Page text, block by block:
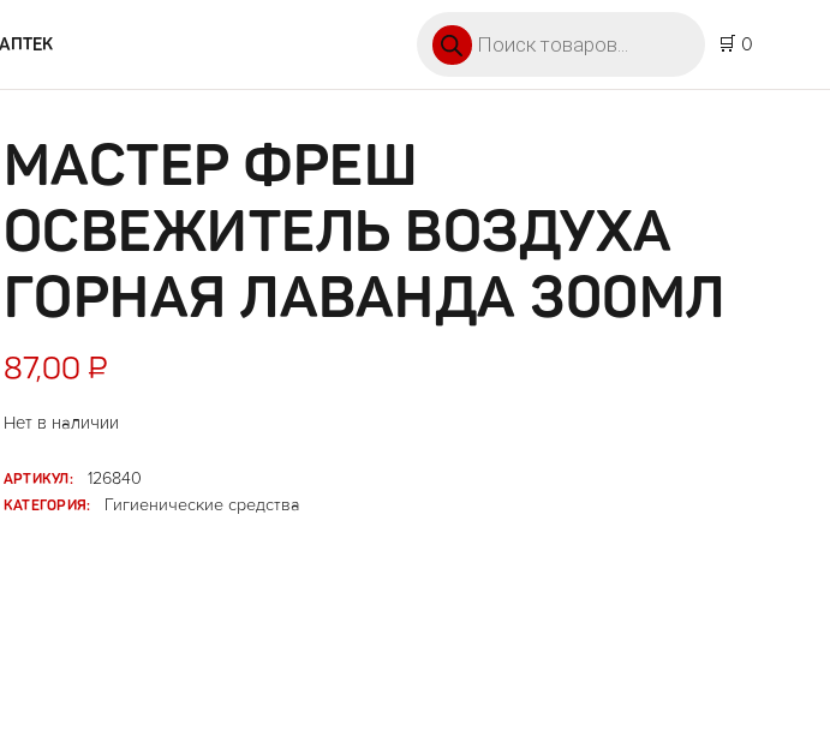
🛒 0
МАСТЕР ФРЕШ
ОСВЕЖИТЕЛЬ ВОЗДУХА
ГОРНАЯ ЛАВАНДА 300МЛ
87,00 ₽
Нет в наличии
АРТИКУЛ:
126840
КАТЕГОРИЯ:
Гигиенические средства